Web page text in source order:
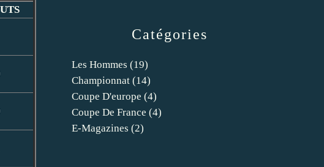
Catégories
Les Hommes (19)
Championnat (14)
Coupe D'europe (4)
Coupe De France (4)
E-Magazines (2)